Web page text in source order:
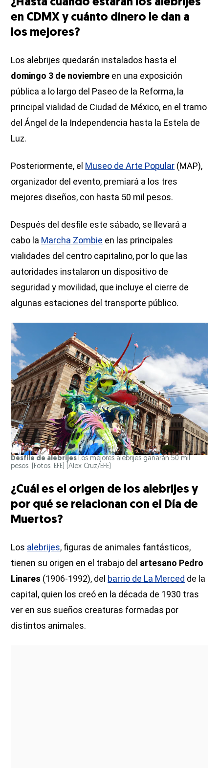
en CDMX y cuánto dinero le dan a
los mejores?
Los alebrijes quedarán instalados hasta el
domingo 3 de noviembre en una exposición
pública a lo largo del Paseo de la Reforma, la
principal vialidad de Ciudad de México, en el tramo
del Ángel de la Independencia hasta la Estela de
Luz.
Posteriormente, el Museo de Arte Popular (MAP),
organizador del evento, premiará a los tres
mejores diseños, con hasta 50 mil pesos.
Después del desfile este sábado, se llevará a
cabo la Marcha Zombie en las principales
vialidades del centro capitalino, por lo que las
autoridades instalaron un dispositivo de
seguridad y movilidad, que incluye el cierre de
algunas estaciones del transporte público.
Desfile de alebrijes Los mejores alebrijes ganarán 50 mil
pesos. (Fotos: EFE)
(Alex Cruz/EFE)
¿Cuál es el origen de los alebrijes y
por qué se relacionan con el Día de
Muertos?
Los alebrijes, figuras de animales fantásticos,
tienen su origen en el trabajo del artesano Pedro
Linares (1906-1992), del barrio de La Merced de la
capital, quien los creó en la década de 1930 tras
ver en sus sueños creaturas formadas por
distintos animales.